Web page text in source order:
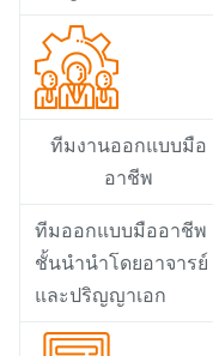
ทีมงานออกแบบมือ
อาชีพ
ทีมออกแบบมืออาชีพ
ชั้นนำนำโดยอาจารย์
และปริญญาเอก